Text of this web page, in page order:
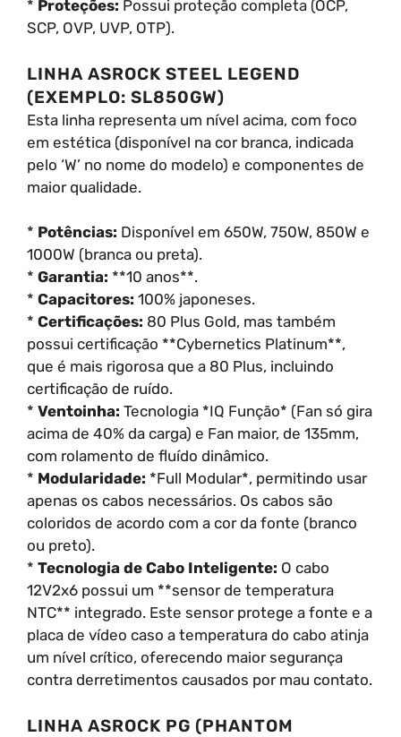
* Proteções: Possui proteção completa (OCP,
SCP, OVP, UVP, OTP).
LINHA ASROCK STEEL LEGEND
(EXEMPLO: SL850GW)
Esta linha representa um nível acima, com foco
em estética (disponível na cor branca, indicada
pelo ‘W’ no nome do modelo) e componentes de
maior qualidade.
* Potências: Disponível em 650W, 750W, 850W e
1000W (branca ou preta).
* Garantia: **10 anos**.
* Capacitores: 100% japoneses.
* Certificações: 80 Plus Gold, mas também
possui certificação **Cybernetics Platinum**,
que é mais rigorosa que a 80 Plus, incluindo
certificação de ruído.
* Ventoinha: Tecnologia *IQ Função* (Fan só gira
acima de 40% da carga) e Fan maior, de 135mm,
com rolamento de fluído dinâmico.
* Modularidade: *Full Modular*, permitindo usar
apenas os cabos necessários. Os cabos são
coloridos de acordo com a cor da fonte (branco
ou preto).
* Tecnologia de Cabo Inteligente: O cabo
12V2x6 possui um **sensor de temperatura
NTC** integrado. Este sensor protege a fonte e a
placa de vídeo caso a temperatura do cabo atinja
um nível crítico, oferecendo maior segurança
contra derretimentos causados por mau contato.
LINHA ASROCK PG (PHANTOM